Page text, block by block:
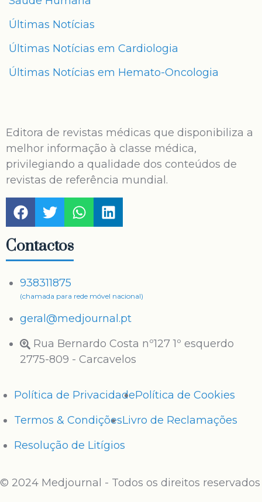
Últimas Notícias
Últimas Notícias em Cardiologia
Últimas Notícias em Hemato-Oncologia
Editora de revistas médicas que disponibiliza a
melhor informação à classe médica,
privilegiando a qualidade dos conteúdos de
revistas de referência mundial.
Contactos
938311875
(chamada para rede móvel nacional)
geral@medjournal.pt
Rua Bernardo Costa nº127 1º esquerdo
2775-809 - Carcavelos
Política de PrivacidadePolítica de Cookies
Termos & CondiçõesLivro de Reclamações
Resolução de Litígios
© 2024 Medjournal - Todos os direitos reservados